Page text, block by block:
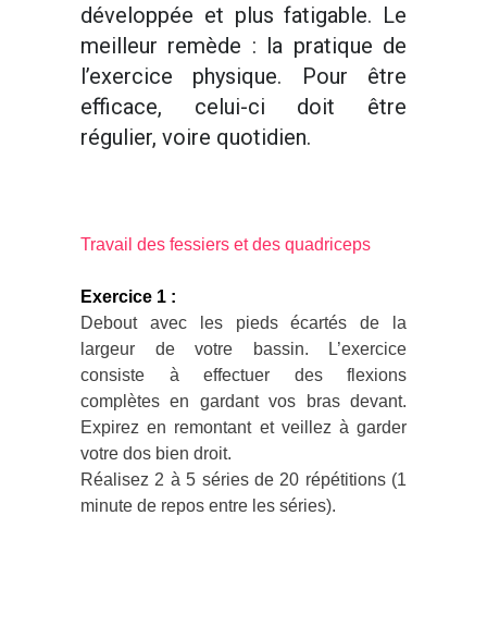
développée et plus fatigable. Le
meilleur remède : la pratique de
l’exercice physique. Pour être
efficace, celui-ci doit être
régulier, voire quotidien.
Travail des fessiers et des quadriceps
Exercice 1 :
Debout avec les pieds écartés de la
largeur de votre bassin. L’exercice
consiste à effectuer des flexions
complètes en gardant vos bras devant.
Expirez en remontant et veillez à garder
votre dos bien droit.
Réalisez 2 à 5 séries de 20 répétitions (1
minute de repos entre les séries).